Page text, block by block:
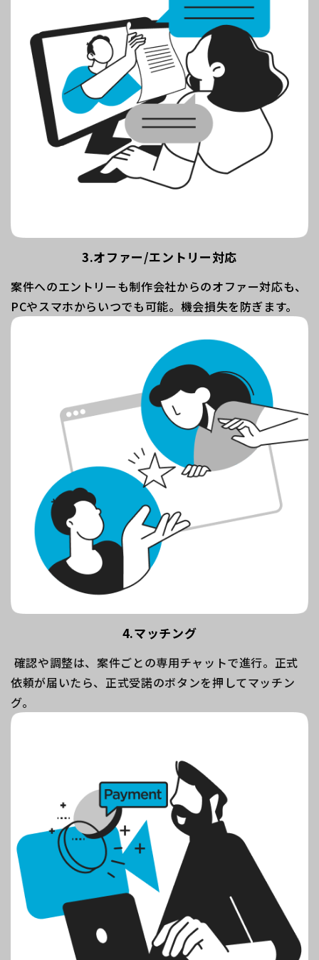
3.オファー/エントリー対応
案件へのエントリーも制作会社からのオファー対応も、
PCやスマホからいつでも可能。機会損失を防ぎます。
4.マッチング
確認や調整は、案件ごとの専用チャットで進行。正式
依頼が届いたら、正式受諾のボタンを押してマッチン
グ。